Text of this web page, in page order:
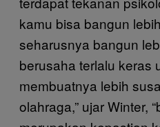
kamu bisa bangun
seharusnya bangun
berusaha terlalu keras
membuatnya lebih
olahraga,” ujar Winter,